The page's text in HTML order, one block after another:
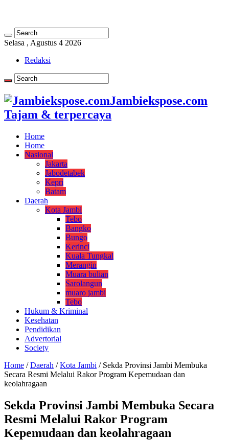
Selasa , Agustus 4 2026
Redaksi
Jambiekspose.com
Tajam & terpercaya
Home
Home
Nasional
Jakarta
Jabodetabek
Kepri
Batam
Daerah
Kota Jambi
Tebo
Bangko
Bungo
Kerinci
Kuala Tungkal
Merangin
Muara bulian
Sarolangun
muaro jambi
Tebo
Hukum & Kriminal
Kesehatan
Pendidikan
Advertorial
Society
Home / Daerah / Kota Jambi / Sekda Provinsi Jambi Membuka
Secara Resmi Melalui Rakor Program Kepemudaan dan
keolahragaan
Sekda Provinsi Jambi Membuka Secara
Resmi Melalui Rakor Program
Kepemudaan dan keolahragaan